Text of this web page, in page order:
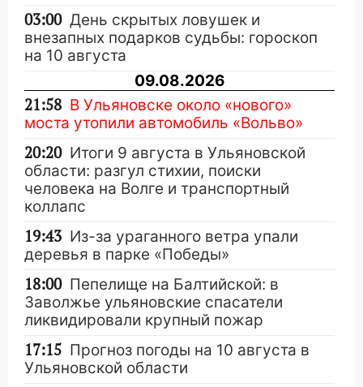
03:00 День скрытых ловушек и
внезапных подарков судьбы: гороскоп
на 10 августа
09.08.2026
21:58 В Ульяновске около «нового»
моста утопили автомобиль «Вольво»
20:20 Итоги 9 августа в Ульяновской
области: разгул стихии, поиски
человека на Волге и транспортный
коллапс
19:43 Из-за ураганного ветра упали
деревья в парке «Победы»
18:00 Пепелище на Балтийской: в
Заволжье ульяновские спасатели
ликвидировали крупный пожар
17:15 Прогноз погоды на 10 августа в
Ульяновской области